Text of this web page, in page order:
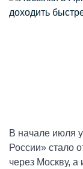
В начале июля
России» стало
через Москву,